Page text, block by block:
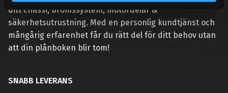
ditt chassi, bromssystem, motordelar &
säkerhetsutrustning. Med en personlig kundtjänst och
mångårig erfarenhet får du rätt del för ditt behov utan
att din plånboken blir tom!
SNABB LEVERANS